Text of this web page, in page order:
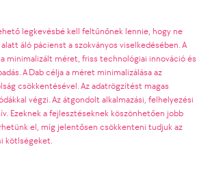
legkevésbé kell feltűnőnek lennie, hogy ne
áló pácienst a szokványos viselkedésében. A
minimalizált méret, friss technológiai innováció és
A Dab célja a méret minimalizálása az
csökkentésével. Az adatrögzítést magas
végzi. Az átgondolt alkalmazási, felhelyezési
Ezeknek a fejlesztéseknek köszönhetően jobb
el, míg jelentősen csökkenteni tudjuk az
kötlségeket.